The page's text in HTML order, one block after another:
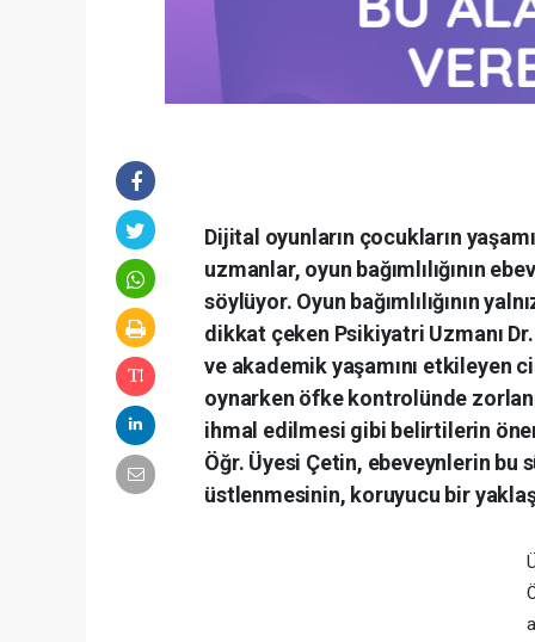
Dijital oyunların çocukların
uzmanlar, oyun bağımlılığının
söylüyor. Oyun bağımlılığının
dikkat çeken Psikiyatri Uzmanı
ve akademik yaşamını etkileyen
oynarken öfke kontrolünde
ihmal edilmesi gibi belirtilerin
Öğr. Üyesi Çetin, ebeveynlerin
üstlenmesinin, koruyucu bir